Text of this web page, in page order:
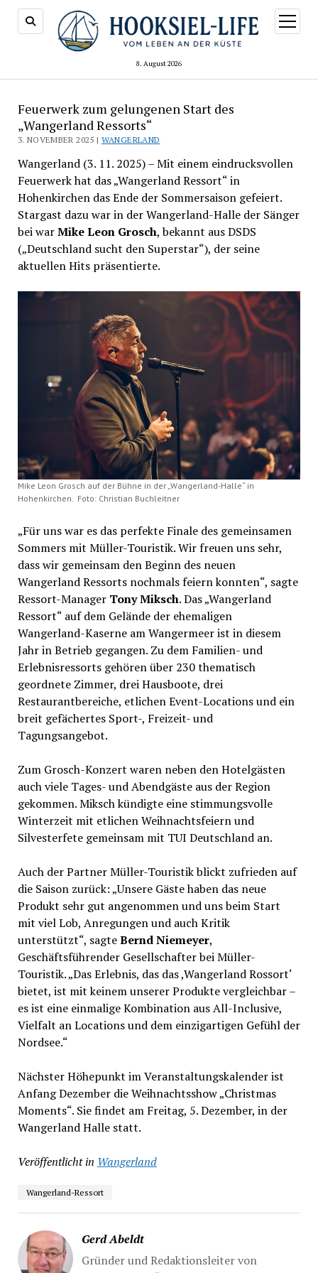
8. August 2026
Menü
öffnen
Feuerwerk zum gelungenen Start des
„Wangerland Ressorts“
3. NOVEMBER 2025 | WANGERLAND
Wangerland (3. 11. 2025) – Mit einem eindrucksvollen
Feuerwerk hat das „Wangerland Ressort“ in
Hohenkirchen das Ende der Sommersaison gefeiert.
Stargast dazu war in der Wangerland-Halle der Sänger
bei warMike Leon Grosch, bekannt aus DSDS
(„Deutschland sucht den Superstar“), der seine
aktuellen Hits präsentierte.
Mike Leon Grosch auf der Bühne in der „Wangerland-Halle“ in
Hohenkirchen. Foto: Christian Buchleitner
„Für uns war es das perfekte Finale des gemeinsamen
Sommers mit Müller-Touristik. Wir freuen uns sehr,
dass wir gemeinsam den Beginn des neuen
Wangerland Ressorts nochmals feiern konnten“, sagte
Ressort-Manager Tony Miksch. Das „Wangerland
Ressort“ auf dem Gelände der ehemaligen
Wangerland-Kaserne am Wangermeer ist in diesem
Jahr in Betrieb gegangen. Zu dem Familien- und
Erlebnisressorts gehören über 230 thematisch
geordnete Zimmer, drei Hausboote, drei
Restaurantbereiche, etlichen Event-Locations und ein
breit gefächertes Sport-, Freizeit- und
Tagungsangebot.
Zum Grosch-Konzert waren neben den Hotelgästen
auch viele Tages- und Abendgäste aus der Region
gekommen. Miksch kündigte eine stimmungsvolle
Winterzeit mit etlichen Weihnachtsfeiern und
Silvesterfete gemeinsam mit TUI Deutschland an.
Auch der Partner Müller-Touristik blickt zufrieden auf
die Saison zurück: „Unsere Gäste haben das neue
Produkt sehr gut angenommen und uns beim Start
mit viel Lob, Anregungen und auch Kritik
unterstützt“, sagteBernd Niemeyer,
Geschäftsführender Gesellschafter bei Müller-
Touristik. „Das Erlebnis, das das ,Wangerland Rossort‘
bietet, ist mit keinem unserer Produkte vergleichbar –
es ist eine einmalige Kombination aus All-Inclusive,
Vielfalt an Locations und dem einzigartigen Gefühl der
Nordsee.“
Nächster Höhepunkt im Veranstaltungskalender ist
Anfang Dezember die Weihnachtsshow „Christmas
Moments“. Sie findet am Freitag, 5. Dezember, in der
Wangerland Halle statt.
Veröffentlicht in Wangerland
Wangerland-Ressort
Gerd Abeldt
Gründer und Redaktionsleiter von